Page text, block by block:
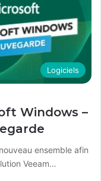
Logiciels
Windows –
ensemble afin
Veeam…